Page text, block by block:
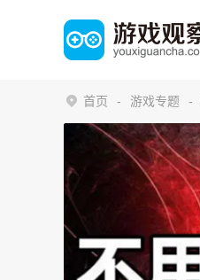
首页 游戏专题